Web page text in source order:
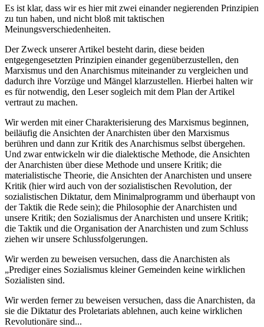
Es ist klar, dass wir es hier mit zwei einander negierenden Prinzipien
zu tun haben, und nicht bloß mit taktischen
Meinungsverschiedenheiten.
Der Zweck unserer Artikel besteht darin, diese beiden
entgegengesetzten Prinzipien einander gegenüberzustellen, den
Marxismus und den Anarchismus miteinander zu vergleichen und
dadurch ihre Vorzüge und Mängel klarzustellen. Hierbei halten wir
es für notwendig, den Leser sogleich mit dem Plan der Artikel
vertraut zu machen.
Wir werden mit einer Charakterisierung des Marxismus beginnen,
beiläufig die Ansichten der Anarchisten über den Marxismus
berühren und dann zur Kritik des Anarchismus selbst übergehen.
Und zwar entwickeln wir die dialektische Methode, die Ansichten
der Anarchisten über diese Methode und unsere Kritik; die
materialistische Theorie, die Ansichten der Anarchisten und unsere
Kritik (hier wird auch von der sozialistischen Revolution, der
sozialistischen Diktatur, dem Minimalprogramm und überhaupt von
der Taktik die Rede sein); die Philosophie der Anarchisten und
unsere Kritik; den Sozialismus der Anarchisten und unsere Kritik;
die Taktik und die Organisation der Anarchisten und zum Schluss
ziehen wir unsere Schlussfolgerungen.
Wir werden zu beweisen versuchen, dass die Anarchisten als
„Prediger eines Sozialismus kleiner Gemeinden keine wirklichen
Sozialisten sind.
Wir werden ferner zu beweisen versuchen, dass die Anarchisten, da
sie die Diktatur des Proletariats ablehnen, auch keine wirklichen
Revolutionäre sind...